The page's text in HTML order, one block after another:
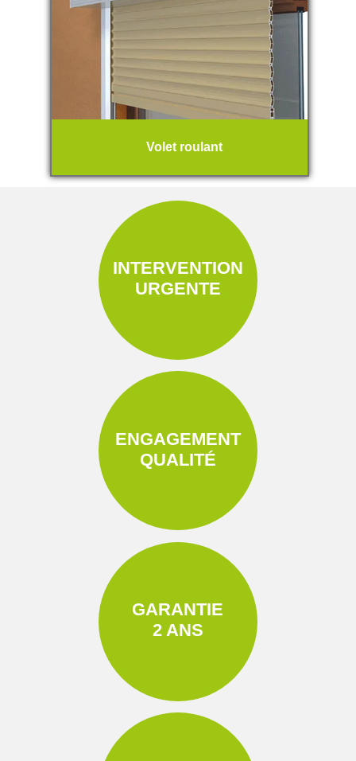
Volet roulant
INTERVENTION
URGENTE
ENGAGEMENT
QUALITÉ
GARANTIE
2 ANS